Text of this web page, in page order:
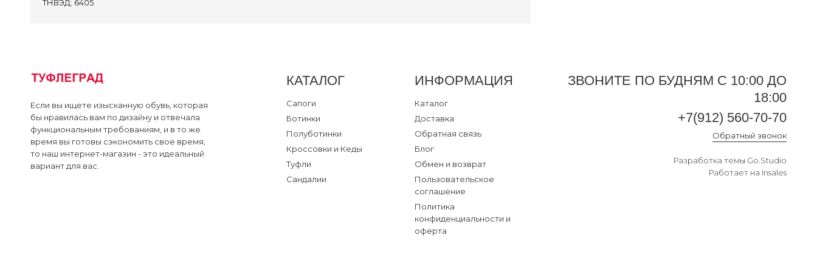
ТНВЭД: 6405
Если вы ищете изысканную обувь, которая
бы нравилась вам по дизайну и отвечала
функциональным требованиям, и в то же
время вы готовы сэкономить свое время,
то наш интернет-магазин - это идеальный
вариант для вас.
КАТАЛОГ
Сапоги
Ботинки
Полуботинки
Кроссовки и Кеды
Туфли
Сандалии
ИНФОРМАЦИЯ
Каталог
Доставка
Обратная связь
Блог
Обмен и возврат
Пользовательское
соглашение
Политика
конфиденциальности и
оферта
ЗВОНИТЕ ПО БУДНЯМ С 10:00 ДО
18:00
+7(912) 560-70-70
Обратный звонок
Разработка темы Go.Studio
Работает на Insales
Сапоги и Ботинки
Полуботинки
Кроссовки
Сандалии